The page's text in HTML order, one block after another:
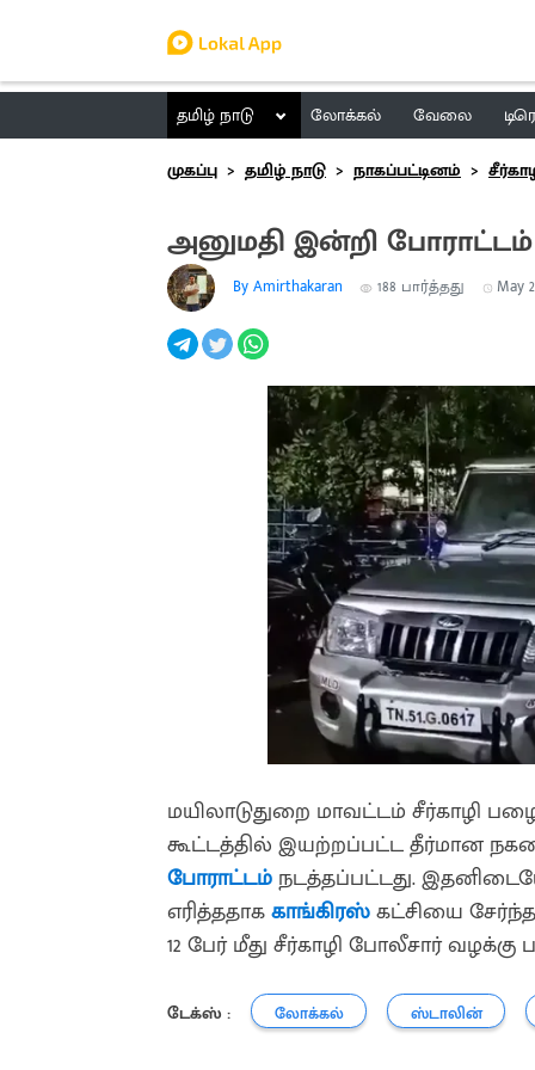
தமிழ் நாடு லோக்கல் வேலை
முகப்பு
தமிழ் நாடு நாகப்பட்டினம்
அனுமதி இன்றி போராட்டம்
By Amirthakaran 188 பார்த்தது May
மயிலாடுதுறை மாவட்டம் சீர்காழி
கூட்டத்தில் இயற்றப்பட்ட தீர்மான
போராட்டம்நடத்தப்பட்டது.
எரித்ததாககாங்கிரஸ்கட்சியை
12 பேர் மீது சீர்காழி போலீசார் வழக்கு
டேக்ஸ் : லோக்கல் ஸ்டாலின்